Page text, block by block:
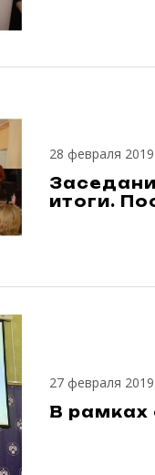
28 февраля 2019
итоги.
27 февраля 2019
В рамках